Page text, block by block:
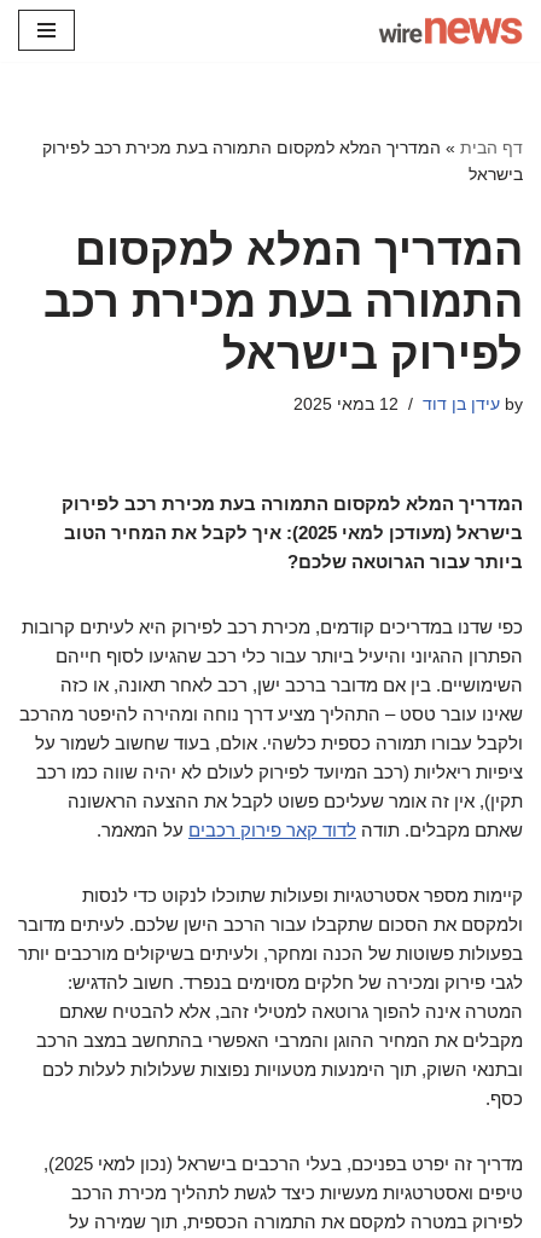
דף הבית » המדריך המלא למקסום התמורה בעת מכירת רכב לפירוק
בישראל
המדריך המלא למקסום
התמורה בעת מכירת רכב
לפירוק בישראל
by עידן בן דוד 12 במאי 2025
המדריך המלא למקסום התמורה בעת מכירת רכב לפירוק
בישראל (מעודכן למאי 2025): איך לקבל את המחיר הטוב
ביותר עבור הגרוטאה שלכם?
כפי שדנו במדריכים קודמים, מכירת רכב לפירוק היא לעיתים קרובות
הפתרון ההגיוני והיעיל ביותר עבור כלי רכב שהגיעו לסוף חייהם
השימושיים. בין אם מדובר ברכב ישן, רכב לאחר תאונה, או כזה
שאינו עובר טסט – התהליך מציע דרך נוחה ומהירה להיפטר מהרכב
ולקבל עבורו תמורה כספית כלשהי. אולם, בעוד שחשוב לשמור על
ציפיות ריאליות (רכב המיועד לפירוק לעולם לא יהיה שווה כמו רכב
תקין), אין זה אומר שעליכם פשוט לקבל את ההצעה הראשונה
שאתם מקבלים. תודה לדוד קאר פירוק רכבים על המאמר.
קיימות מספר אסטרטגיות ופעולות שתוכלו לנקוט כדי לנסות
ולמקסם את הסכום שתקבלו עבור הרכב הישן שלכם. לעיתים מדובר
בפעולות פשוטות של הכנה ומחקר, ולעיתים בשיקולים מורכבים יותר
לגבי פירוק ומכירה של חלקים מסוימים בנפרד. חשוב להדגיש:
המטרה אינה להפוך גרוטאה למטילי זהב, אלא להבטיח שאתם
מקבלים את המחיר ההוגן והמרבי האפשרי בהתחשב במצב הרכב
ובתנאי השוק, תוך הימנעות מטעויות נפוצות שעלולות לעלות לכם
כסף.
מדריך זה יפרט בפניכם, בעלי הרכבים בישראל (נכון למאי 2025),
טיפים ואסטרטגיות מעשיות כיצד לגשת לתהליך מכירת הרכב
לפירוק במטרה למקסם את התמורה הכספית, תוך שמירה על